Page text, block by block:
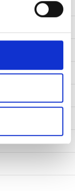
te bieden
Ook delen we
analyse. Deze
met andere
ze hebben
services.